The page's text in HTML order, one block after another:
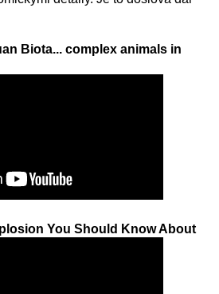
Biota... complex animals in
You Should Know About